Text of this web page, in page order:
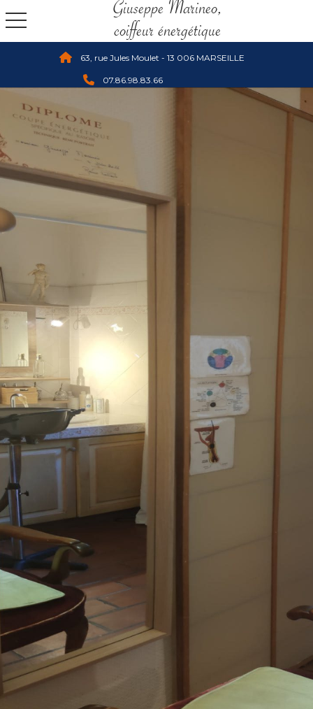
Giuseppe Marineo,
​​​​​​​coiffeur énergétique
toggle navigation
63, rue Jules Moulet - 13 006 MARSEILLE
07.86.98.83.66